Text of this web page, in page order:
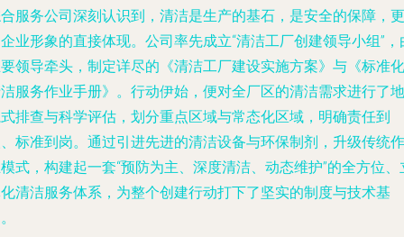
服务公司深刻认识到，清洁是生产的基石，是安全的保障，更
业形象的直接体现。公司率先成立“清洁工厂创建领导小组”，
领导牵头，制定详尽的《清洁工厂建设实施方案》与《标准化
服务作业手册》。行动伊始，便对全厂区的清洁需求进行了地
排查与科学评估，划分重点区域与常态化区域，明确责任到
标准到岗。通过引进先进的清洁设备与环保制剂，升级传统作
式，构建起一套“预防为主、深度清洁、动态维护”的全方位、
清洁服务体系，为整个创建行动打下了坚实的制度与技术基